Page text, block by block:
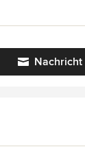
Nachricht